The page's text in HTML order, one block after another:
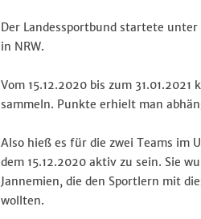
Der Landessportbund startete
in NRW.
Vom 15.12.2020 bis zum
sammeln. Punkte erhielt man
Also hieß es für die zwei Teams im
dem 15.12.2020 aktiv zu sein. Sie
Jannemien, die den Sportlern mit
wollten.